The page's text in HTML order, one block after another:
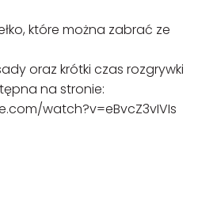
które można zabrać ze
oraz krótki czas rozgrywki
na stronie:
watch?v=eBvcZ3vIVIs